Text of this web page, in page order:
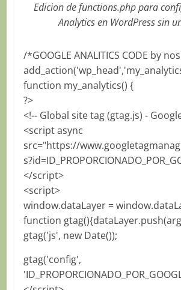
Edicion de functions.php para
Analytics en WordPress sin
/*GOOGLE ANALITICS CODE by
function my_analytics() {
?>
<!-- Global site tag (gtag.js) -
<script async
src="https://
</script>
<script>
window.dataLayer =
function
gtag('js', new Date());
gtag('config',